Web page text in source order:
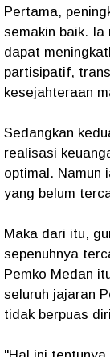
Pertama,
semakin baik.
dapat
partisipatif,
kesejahteraan
Sedangkan
realisasi
optimal. Namun
yang belum
​Maka dari itu,
sepenuhnya
Pemko Medan
seluruh jajaran
tidak berpuas